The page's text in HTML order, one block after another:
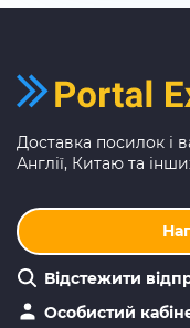
Доставка посилок і
Англії, Китаю та
Відстежити
Особистий